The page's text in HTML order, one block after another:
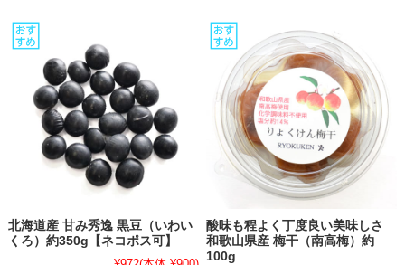
北海道産 甘み秀逸 黒豆（いわい
くろ）約350g【ネコポス可】
酸味も程よく丁度良い美味しさ
和歌山県産 梅干（南高梅）約
100g